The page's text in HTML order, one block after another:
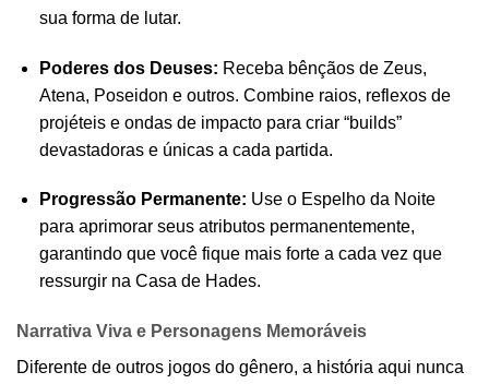
sua forma de lutar.
Poderes dos Deuses: Receba bênçãos de Zeus,
Atena, Poseidon e outros. Combine raios, reflexos de
projéteis e ondas de impacto para criar “builds”
devastadoras e únicas a cada partida.
Progressão Permanente: Use o Espelho da Noite
para aprimorar seus atributos permanentemente,
garantindo que você fique mais forte a cada vez que
ressurgir na Casa de Hades.
Narrativa Viva e Personagens Memoráveis
Diferente de outros jogos do gênero, a história aqui nunca